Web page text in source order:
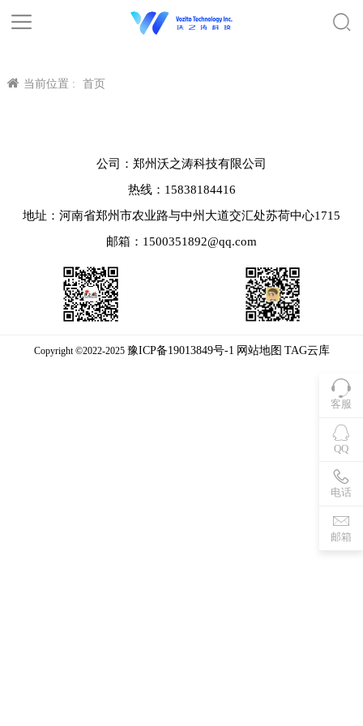
当前位置 : 首页
客服
QQ
电话
邮箱
公司：郑州沃之涛科技有限公司
热线：15838184416
地址：河南省郑州市农业路与中州大道交汇处苏荷中心1715
邮箱：1500351892@qq.com
Copyright ©2022-2025 豫ICP备19013849号-1 网站地图 TAG云库